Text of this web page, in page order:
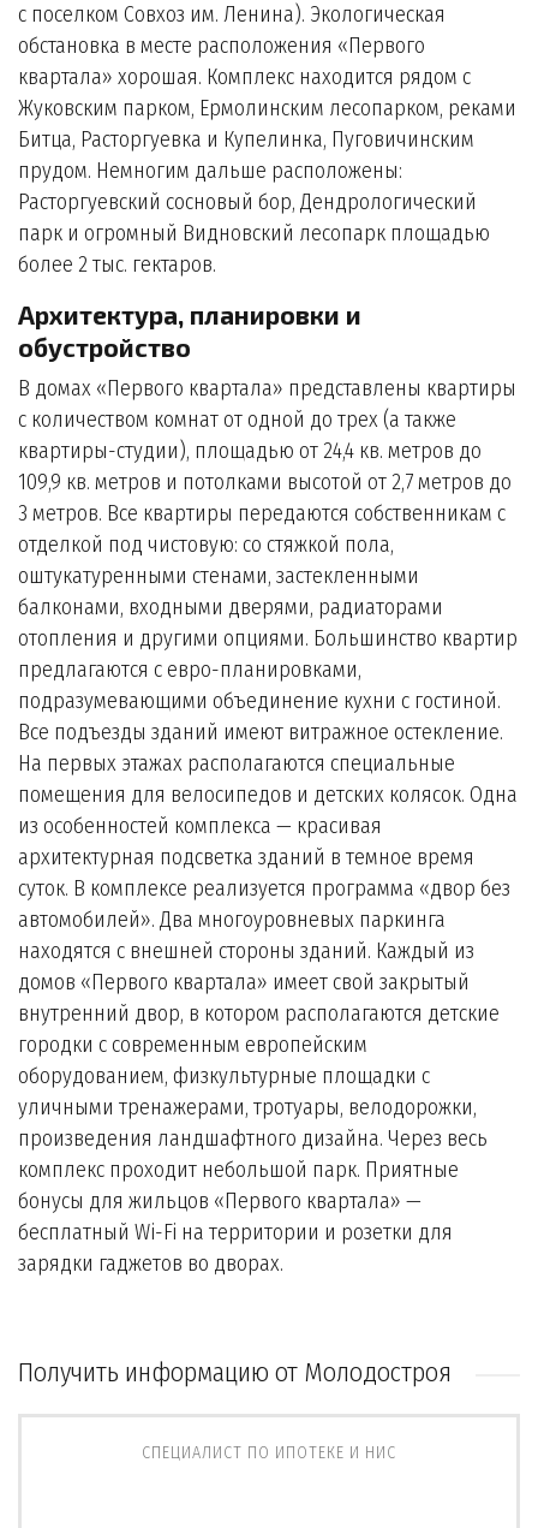
с поселком Совхоз им. Ленина). Экологическая
обстановка в месте расположения «Первого
квартала» хорошая. Комплекс находится рядом с
Жуковским парком, Ермолинским лесопарком, реками
Битца, Расторгуевка и Купелинка, Пуговичинским
прудом. Немногим дальше расположены:
Расторгуевский сосновый бор, Дендрологический
парк и огромный Видновский лесопарк площадью
более 2 тыс. гектаров.
Архитектура, планировки и
обустройство
В домах «Первого квартала» представлены квартиры
с количеством комнат от одной до трех (а также
квартиры-студии), площадью от 24,4 кв. метров до
109,9 кв. метров и потолками высотой от 2,7 метров до
3 метров. Все квартиры передаются собственникам с
отделкой под чистовую: со стяжкой пола,
оштукатуренными стенами, застекленными
балконами, входными дверями, радиаторами
отопления и другими опциями. Большинство квартир
предлагаются с евро-планировками,
подразумевающими объединение кухни с гостиной.
Все подъезды зданий имеют витражное остекление.
На первых этажах располагаются специальные
помещения для велосипедов и детских колясок. Одна
из особенностей комплекса — красивая
архитектурная подсветка зданий в темное время
суток. В комплексе реализуется программа «двор без
автомобилей». Два многоуровневых паркинга
находятся с внешней стороны зданий. Каждый из
домов «Первого квартала» имеет свой закрытый
внутренний двор, в котором располагаются детские
городки с современным европейским
оборудованием, физкультурные площадки с
уличными тренажерами, тротуары, велодорожки,
произведения ландшафтного дизайна. Через весь
комплекс проходит небольшой парк. Приятные
бонусы для жильцов «Первого квартала» —
бесплатный Wi-Fi на территории и розетки для
зарядки гаджетов во дворах.
Получить информацию от Молодостроя
СПЕЦИАЛИСТ ПО ИПОТЕКЕ И НИС